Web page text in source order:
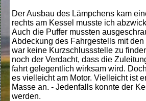
Der Ausbau des Lämpchens kam
rechts am Kessel musste ich
Auch die Puffer mussten
Abdeckung des Fahrgestells mit
war keine Kurzschlussstelle zu
noch der Verdacht, dass die
fahrt gelegentlich wirksam wird.
es vielleicht am Motor. Vielleicht ist
Masse an. - Jedenfalls konnte der
werden.